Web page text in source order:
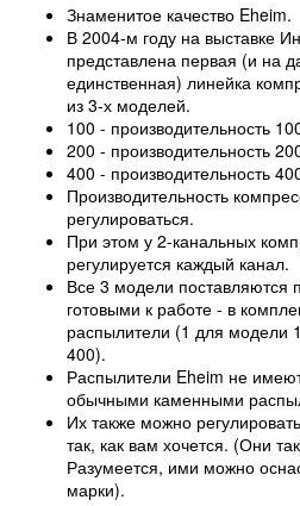
Знаменитое качество Eheim.
В 2004-м году на выставке
представлена первая (и на
единственная) линейка
из 3-х моделей.
100 - производительность
200 - производительность
400 - производительность
Производительность
регулироваться.
При этом у 2-канальных
регулируется каждый канал.
Все 3 модели
готовыми к работе - в
распылители (1 для модели
400).
Распылители Eheim не
обычными каменными
Их также можно
так, как вам хочется. (Они
Разумеется, ими можно
марки).